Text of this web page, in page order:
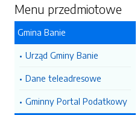
Menu przedmiotowe
Gmina Banie
Urząd Gminy Banie
Dane teleadresowe
Gminny Portal Podatkowy